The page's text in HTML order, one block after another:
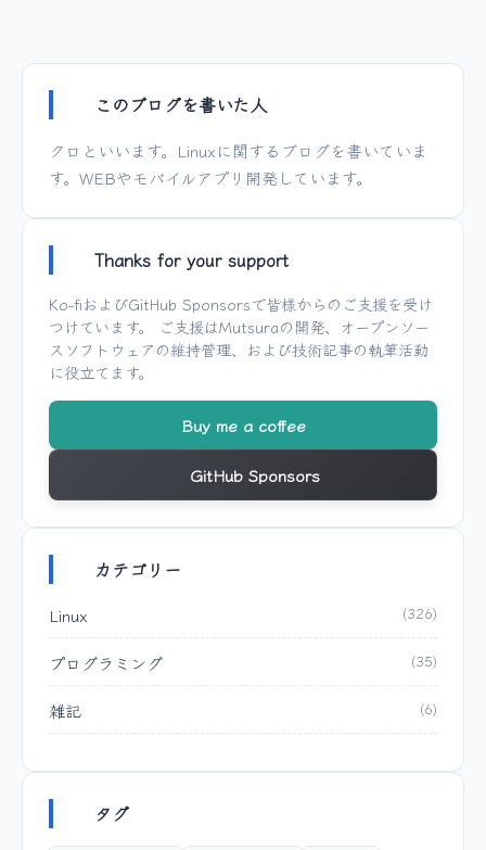
このブログを書いた人
クロといいます。Linuxに関するブログを書いていま
す。WEBやモバイルアプリ開発しています。
Thanks for your support
Ko-fiおよびGitHub Sponsorsで皆様からのご支援を受け
つけています。 ご支援はMutsuraの開発、オープンソー
スソフトウェアの維持管理、および技術記事の執筆活動
に役立てます。
Buy me a coffee
GitHub Sponsors
カテゴリー
Linux (326)
プログラミング (35)
雑記 (6)
タグ